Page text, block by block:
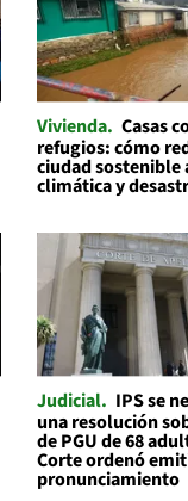
Vivienda Casas
refugios: cómo
ciudad sostenible
climática y
Judicial IPS se
una resolución
de PGU de 68
Corte ordenó
pronunciamiento